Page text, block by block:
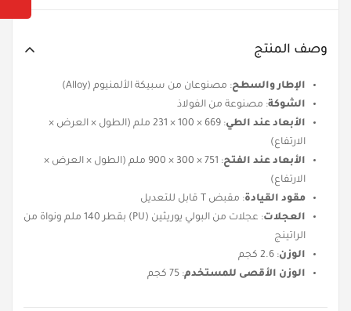
وصف المنتج
الإطار والسطح: مصنوعان من سبيكة الألمنيوم (Alloy)
الشوكة: مصنوعة من الفولاذ
الأبعاد عند الطي
: 669 × 100 × 231 ملم (الطول × العرض ×
الارتفاع)
الأبعاد عند الفتح
: 751 × 300 × 900 ملم (الطول × العرض ×
الارتفاع)
مقود القيادة: مقبض T قابل للتعديل
العجلات
: عجلات من البولي يوريثين (PU) بقطر 140 ملم ونواة من
الراتينج
الوزن: 2.6 كجم
الوزن الأقصى للمستخدم: 75 كجم